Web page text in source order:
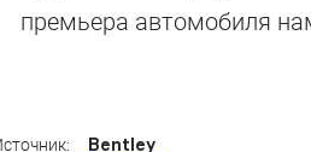
премьера автомобиля
Continental GT — в
Bentley